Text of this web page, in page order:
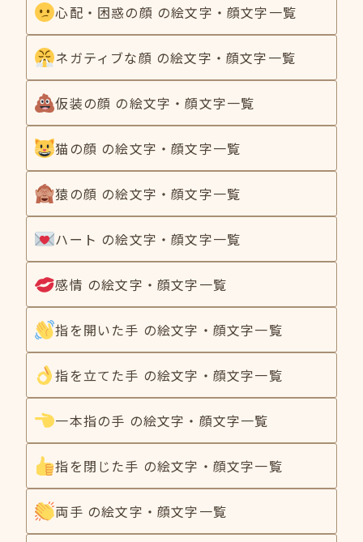
心配・困惑の顔 の絵文字・顔文字一覧
ネガティブな顔 の絵文字・顔文字一覧
仮装の顔 の絵文字・顔文字一覧
猫の顔 の絵文字・顔文字一覧
猿の顔 の絵文字・顔文字一覧
ハート の絵文字・顔文字一覧
感情 の絵文字・顔文字一覧
指を開いた手 の絵文字・顔文字一覧
指を立てた手 の絵文字・顔文字一覧
一本指の手 の絵文字・顔文字一覧
指を閉じた手 の絵文字・顔文字一覧
両手 の絵文字・顔文字一覧